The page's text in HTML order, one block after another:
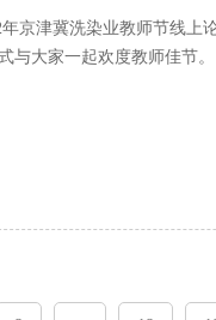
京津冀洗染业教师节线
与大家一起欢度教师佳节。